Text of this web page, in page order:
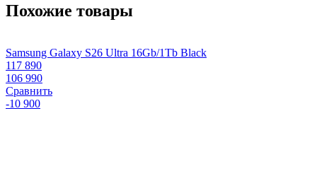
Похожие товары
Samsung Galaxy S26 Ultra 16Gb/1Tb Black
117 890
106 990
Сравнить
-10 900